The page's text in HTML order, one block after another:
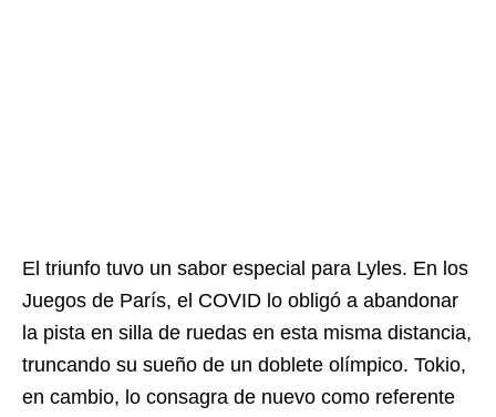
El triunfo tuvo un sabor especial para Lyles. En los
Juegos de París, el COVID lo obligó a abandonar
la pista en silla de ruedas en esta misma distancia,
truncando su sueño de un doblete olímpico. Tokio,
en cambio, lo consagra de nuevo como referente